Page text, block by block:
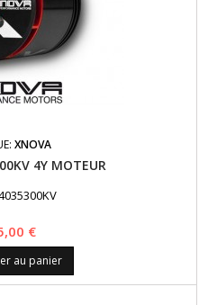
XNOVA
4Y MOTEUR
€
au panier